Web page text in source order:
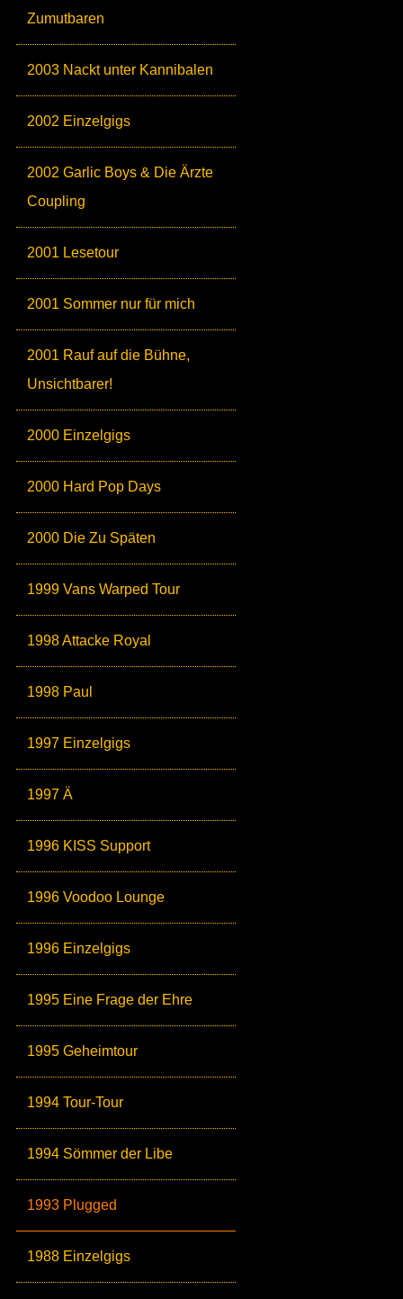
Zumutbaren
2003 Nackt unter Kannibalen
2002 Einzelgigs
2002 Garlic Boys & Die Ärzte
Coupling
2001 Lesetour
2001 Sommer nur für mich
2001 Rauf auf die Bühne,
Unsichtbarer!
2000 Einzelgigs
2000 Hard Pop Days
2000 Die Zu Späten
1999 Vans Warped Tour
1998 Attacke Royal
1998 Paul
1997 Einzelgigs
1997 Ä
1996 KISS Support
1996 Voodoo Lounge
1996 Einzelgigs
1995 Eine Frage der Ehre
1995 Geheimtour
1994 Tour-Tour
1994 Sömmer der Libe
1993 Plugged
1988 Einzelgigs